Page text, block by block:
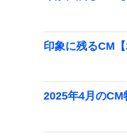
印象に残るCM【
2025年4月の